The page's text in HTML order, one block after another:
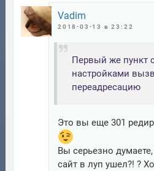
Vadim
2018-03-13 в 23:22
Первый же пункт
настройками
переадресацию
Это вы еще 301
Вы серьезно
сайт в луп ушел?! ?